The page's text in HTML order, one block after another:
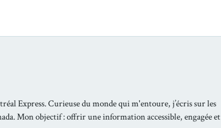
Express. Curieuse du monde qui m'entoure, j’écris sur les
Mon objectif : offrir une information accessible, engagée et